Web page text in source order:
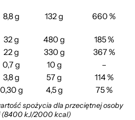
8,8 g 132 g 660 %
32 g 480 g
185 %
22 g 330 g
367 %
0,7 g 10 g
–
3,8 g 57 g
114 %
0,30 g 4,5 g 75 %
spożycia dla przeciętnej osoby
(8400 kJ/2000 kcal)